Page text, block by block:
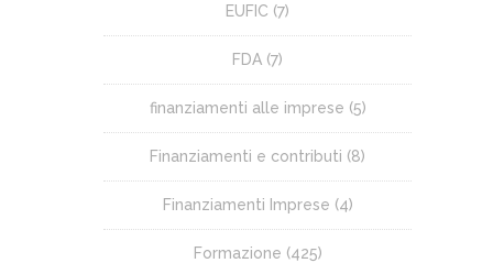
EUFIC (7)
FDA (7)
finanziamenti alle imprese (5)
Finanziamenti e contributi (8)
Finanziamenti Imprese (4)
Formazione (425)